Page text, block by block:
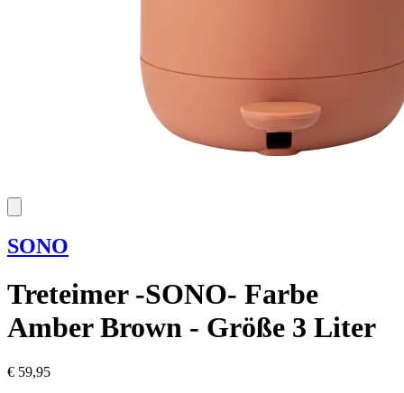
SONO
Treteimer -SONO- Farbe
Amber Brown - Größe 3 Liter
€ 59,95